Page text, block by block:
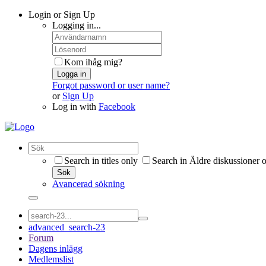
Login or Sign Up
Logging in...
Kom ihåg mig?
Logga in
Forgot password or user name?
or Sign Up
Log in with Facebook
Search in titles only Search in Äldre diskussioner
Sök
Avancerad sökning
advanced_search-23
Forum
Dagens inlägg
Medlemslist